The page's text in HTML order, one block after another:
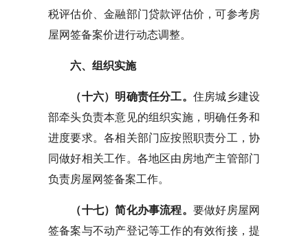
税评估价、金融部门贷款评估价，可参考房
屋网签备案价进行动态调整。
六、组织实施
（十六）明确责任分工。 住房城乡建设
部牵头负责本意见的组织实施，明确任务和
进度要求。各相关部门应按照职责分工，协
同做好相关工作。各地区由房地产主管部门
负责房屋网签备案工作。
（十七）简化办事流程。 要做好房屋网
签备案与不动产登记等工作的有效衔接，提